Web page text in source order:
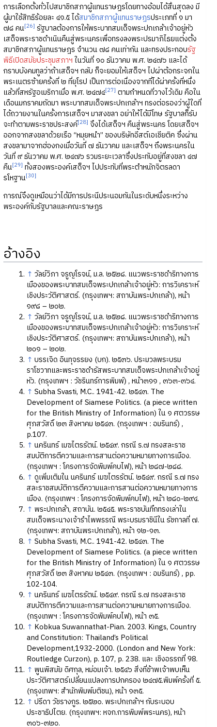
การเลือกตั้งทั่วไปสมาชิกสภาผู้แทนราษฎรโดยทางอ้อมได้สิ้นสุดลง มี
ผู้มาใช้สิทธิร้อยละ ๔๑.๕ ได้สมาชิกสภาผู้แทนราษฎรประเภทที่ ๑ มา
๗๘ คน[26] รัฐบาลต้องการให้พระบาทสมเด็จพระปกเกล้าเจ้าอยู่หัว
เสด็จพระราชดำเนินคืนสู่พระนครเพื่อทรงลงพระปรมาภิไธยแต่งตั้ง
สมาชิกสภาผู้แทนราษฎร จำนวน ๗๘ คนเท่ากัน และทรงประกอบรัฐ
พิธีเปิดสมัยประชุมสภาฯ ในวันที่ ๑๐ ธันวาคม พ.ศ. ๒๔๗๖ และได้
กราบบังคมทูลว่าถ้าเสด็จฯ กลับ ก็จะยอมให้เสด็จฯ ไปผ่าต้อกระจกใน
พระเนตรซ้ายครั้งที่ ๒ ที่ยุโรป เป็นการต่อเนื่องจากที่ได้ผ่าครั้งที่หนึ่ง
แล้วที่สหรัฐอเมริกาเมื่อ พ.ศ. ๒๔๗๔[27] ตามกำหนดที่วางไว้เดิม คือใน
เดือนมกราคมถัดมา พระบาทสมเด็จพระปกเกล้าฯ ทรงต่อรองว่าผู้ใดที่
ได้ถวายงานในครั้งการเสด็จฯ มาสงขลา อย่าให้ได้มีโทษ รัฐบาลก็รับ
จะทำตามพระราชประสงค์[28] จึงได้เสด็จฯ คืนสู่พระนคร โดยเสด็จฯ
ออกจากสงขลาด้วยเรือ “หมุยหนำ” ของบริษัทอีสต์เอเชียติค ซึ่งผ่าน
สงขลามาจากฮ่องกงเมื่อวันที่ ๗ ธันวาคม และเสด็จฯ ถึงพระนครใน
วันที่ ๙ ธันวาคม พ.ศ. ๒๔๗๖ รวมระยะเวลาซึ่งประทับอยู่ที่สงขลา ๔๗
คืน[29] ทั้งสองพระองค์เสด็จฯ ไปประทับที่พระตำหนักจิตรลดา
รโหฐาน[30]
การณ์จึงดูเหมือนว่าได้มีการประนีประนอมกันในระดับหนึ่งระหว่าง
พระองค์กับรัฐบาลและคณะราษฎร
อ้างอิง
↑ วัลย์วิภา จรูญโรจน์, ม.ล. ๒๕๒๘. แนวพระราชดำริทางการ
เมืองของพระบาทสมเด็จพระปกเกล้าเจ้าอยู่หัว: การวิเคราะห์
เชิงประวัติศาสตร์. (กรุงเทพฯ: สถาบันพระปกเกล้า), หน้า
๑๙๘ – ๒๐๒.
↑ วัลย์วิภา จรูญโรจน์, ม.ล. ๒๕๒๘. แนวพระราชดำริทางการ
เมืองของพระบาทสมเด็จพระปกเกล้าเจ้าอยู่หัว: การวิเคราะห์
เชิงประวัติศาสตร์. (กรุงเทพฯ: สถาบันพระปกเกล้า), หน้า
๒๐๑ – ๒๐๒.
↑ บรรเจิด อินทุจรรยง (บก). ๒๕๓๖. ประมวลพระบรม
ราโชวาทและพระราชดำรัสพระบาทสมเด็จพระปกเกล้าเจ้าอยู่
หัว. (กรุงเทพฯ : วัชรินทร์การพิมพ์) , หน้า๓๑๑ , ๓๖๓-๓๖๔.
↑ Subha Svasti, M.C.. 1941-42. ๒๕๔๓. The
Development of Siamese Politics. (a piece written
for the British Ministry of Information) ใน ๑ ศตวรรษ
ศุภสวัสดิ์ ๒๓ สิงหาคม ๒๕๔๓. (กรุงเทพฯ : อมรินทร์) ,
p.107.
↑ นครินทร์ เมฆไตรรัตน์. ๒๕๔๙. กรณี ร.๗ ทรงสละราช
สมบัติการตีความและการสานต่อความหมายทางการเมือง.
(กรุงเทพฯ : โครงการจัดพิมพ์คบไฟ), หน้า ๒๘๗-๒๘๘.
↑ ดูเพิ่มเติมใน นครินทร์ เมฆไตรรัตน์. ๒๕๔๙. กรณี ร.๗ ทรง
สละราชสมบัติการตีความและการสานต่อความหมายทางการ
เมือง. (กรุงเทพฯ : โครงการจัดพิมพ์คบไฟ), หน้า ๒๘๐-๒๙๔.
↑ พระปกเกล้า, สถาบัน. ๒๕๔๕. พระราชบันทึกทรงเล่าใน
สมเด็จพระนางเจ้ารำไพพรรณี พระบรมราชินีใน รัชกาลที่ ๗.
(กรุงเทพฯ: สถาบันพระปกเกล้า), หน้า ๑๒-๑๓.
↑ Subha Svasti, M.C.. 1941-42. ๒๕๔๓. The
Development of Siamese Politics. (a piece written
for the British Ministry of Information) ใน ๑ ศตวรรษ
ศุภสวัสดิ์ ๒๓ สิงหาคม ๒๕๔๓. (กรุงเทพฯ : อมรินทร์) , pp.
102-104.
↑ นครินทร์ เมฆไตรรัตน์. ๒๕๔๙. กรณี ร.๗ ทรงสละราช
สมบัติการตีความและการสานต่อความหมายทางการเมือง.
(กรุงเทพฯ : โครงการจัดพิมพ์คบไฟ), หน้า ๓๕.
↑ Kobkua Suwannathat-Pian. 2003. Kings, Country
and Constitution: Thailand’s Political
Development,1932-2000. (London and New York:
Routledge Curzon), p. 107, p. 238. และ เชิงอรรถที่ 98.
↑ พูนพิสมัย ดิศกุล, หม่อมเจ้า. ๒๕๔๖ สิ่งที่ข้าพเจ้าพบเห็น
ประวัติศาสตร์เปลี่ยนแปลงการปกครอง ๒๔๗๕.พิมพ์ครั้งที่ ๕.
(กรุงเทพฯ: สำนักพิมพ์มติชน), หน้า ๑๓๕.
↑ ปรีดา วัชรางกูร. ๒๕๒๐. พระปกเกล้าฯ กับระบอบ
ประชาธิปไตย. (กรุงเทพฯ: หจก.การพิมพ์พระนคร), หน้า
๓๐๖-๓๒๐.